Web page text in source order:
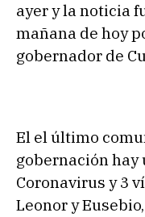
ayer y la noticia
mañana de hoy
gobernador de
El el último
gobernación hay
Coronavirus y 3
Leonor y